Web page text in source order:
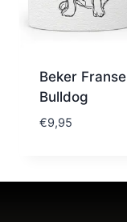
Beker Franse
Bulldog
€9,95